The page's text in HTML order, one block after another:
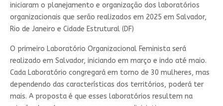
iniciaram o planejamento e organização dos laboratórios
organizacionais que serão realizados em 2025 em Salvador,
Rio de Janeiro e Cidade Estrutural (DF)
O primeiro Laboratório Organizacional Feminista será
realizado em Salvador, iniciando em março e indo até maio.
Cada Laboratório congregará em torno de 30 mulheres, mas
dependendo das características dos territórios, poderá ter
mais. A proposta é que esses laboratórios resultem na